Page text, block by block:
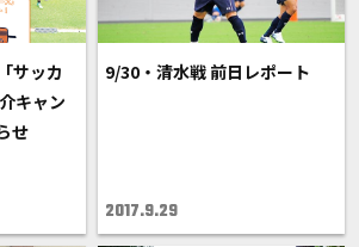
サッカ
キャン
せ
9/30・清水戦 前日レポート
2017.9.29